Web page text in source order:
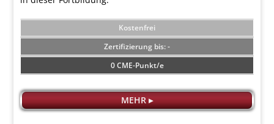
Kostenfrei
-
0 CME-Punkt/e
MEHR ▸